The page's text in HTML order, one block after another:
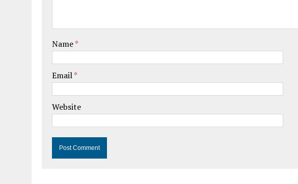
Name*
Email*
Website